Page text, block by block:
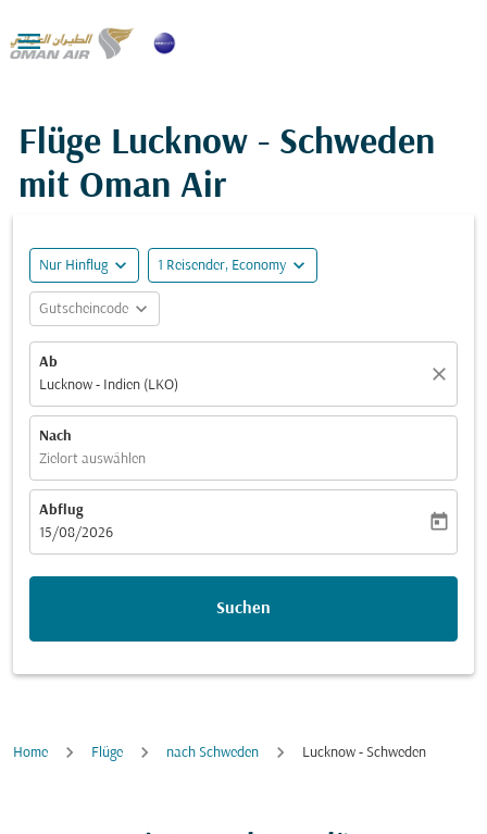

Flüge Lucknow - Schweden
mit Oman Air
Nur Hinflug expand_more 1 Reisender, Economy expand_more
Gutscheincode expand_more
Ab
Lucknow - Indien (LKO)
close
Nach
Zielort auswählen
Abflug
fc-booking-departure-date-aria-label
15/08/2026
today
Suchen
Home Flüge nach Schweden Lucknow - Schweden